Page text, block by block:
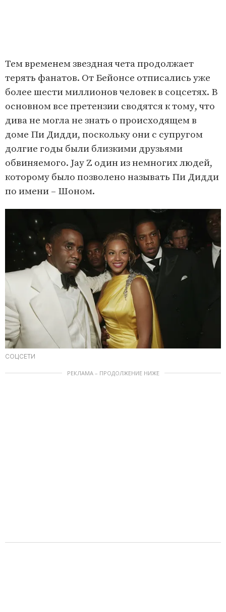
Тем временем звездная чета продолжает
терять фанатов. От Бейонсе отписались уже
более шести миллионов человек в соцсетях. В
основном все претензии сводятся к тому, что
дива не могла не знать о происходящем в
доме Пи Дидди, поскольку они с супругом
долгие годы были близкими друзьями
обвиняемого. Jay Z один из немногих людей,
которому было позволено называть Пи Дидди
по имени – Шоном.
СОЦСЕТИ
РЕКЛАМА – ПРОДОЛЖЕНИЕ НИЖЕ